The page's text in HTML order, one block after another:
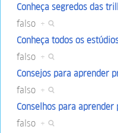
Conheça segredos das
falso +
Conheça todos os
falso +
Consejos para aprender
falso +
Conselhos para
falso +